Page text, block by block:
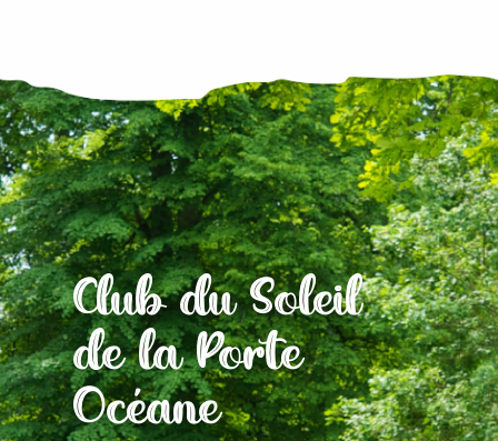
Club du Soleil
de la Porte
Océane